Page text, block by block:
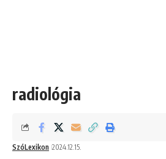
radiológia
SzóLexikon 2024.12.15.